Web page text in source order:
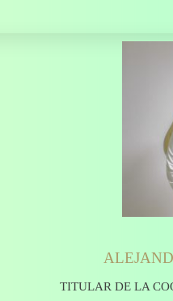
TITULAR DE LA